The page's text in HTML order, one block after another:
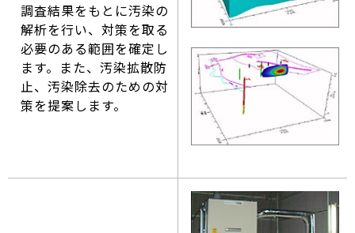
調査結果をもとに汚染の
解析を行い、対策を取る
必要のある範囲を確定し
ます。また、汚染拡散防
止、汚染除去のための対
策を提案します。